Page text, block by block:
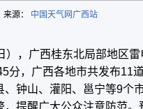
源： 中国天气网广西站
），广西桂东北局部地区
分，广西各地市共发布11
、钟山、灌阳、邕宁等9个
，提醒广大公众注意防范。